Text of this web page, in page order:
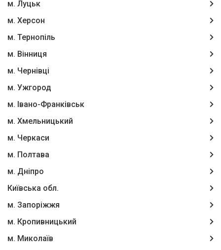
м. Луцьк
м. Херсон
м. Тернопіль
м. Вінниця
м. Чернівці
м. Ужгород
м. Івано-Франківськ
м. Хмельницький
м. Черкаси
м. Полтава
м. Дніпро
Київська обл.
м. Запоріжжя
м. Кропивницький
м. Миколаїв